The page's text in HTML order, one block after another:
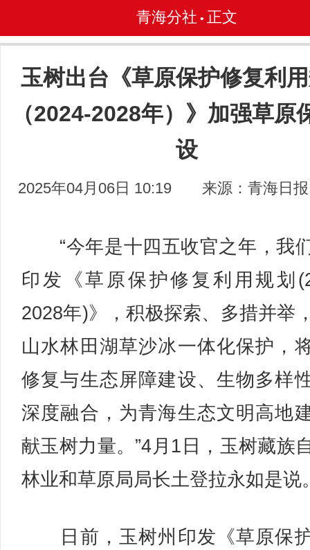
青海分社 • 正文
玉树出台《草原保护修复利
（2024-2028年）》加强草原
设
2025年04月06日 10:19 来源：青海日报
“今年是十四五收官之年，我
印发《草原保护修复利用规划
2028年)》，积极探索、多措并举
山水林田湖草沙冰一体化保护，
修复与生态屏障建设、生物多样
深度融合，为青海生态文明高地
献玉树力量。”4月1日，玉树藏族
林业和草原局局长土登拉永如是说
日前，玉树州印发《草原保